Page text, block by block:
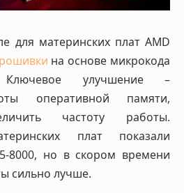
для материнских плат AMD
на основе микрокода
Ключевое улучшение –
оперативной памяти,
частоту работы.
плат показали
8000, но в скором времени
сильно лучше.